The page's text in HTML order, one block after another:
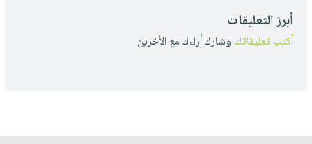
أبرز التعليقات
أكتب تعليقاتك وشارك أراءك مع الأخرين